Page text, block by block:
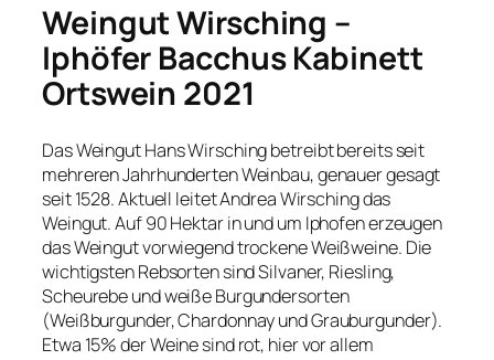
Weingut Wirsching –
Iphöfer Bacchus Kabinett
Ortswein 2021
Das Weingut Hans Wirsching betreibt bereits seit
mehreren Jahrhunderten Weinbau, genauer gesagt
seit 1528. Aktuell leitet Andrea Wirsching das
Weingut. Auf 90 Hektar in und um Iphofen erzeugen
das Weingut vorwiegend trockene Weißweine. Die
wichtigsten Rebsorten sind Silvaner, Riesling,
Scheurebe und weiße Burgundersorten
(Weißburgunder, Chardonnay und Grauburgunder).
Etwa 15% der Weine sind rot, hier vor allem